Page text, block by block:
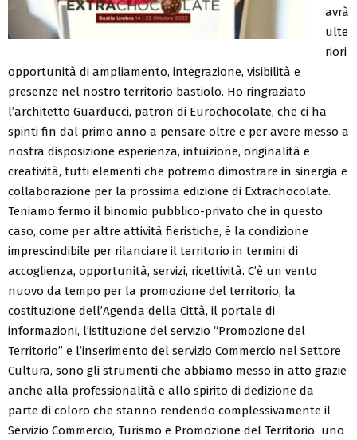
avrà
ulte
riori
opportunità di ampliamento, integrazione, visibilità e
presenze nel nostro territorio bastiolo. Ho ringraziato
l’architetto Guarducci, patron di Eurochocolate, che ci ha
spinti fin dal primo anno a pensare oltre e per avere messo a
nostra disposizione esperienza, intuizione, originalità e
creatività, tutti elementi che potremo dimostrare in sinergia e
collaborazione per la prossima edizione di Extrachocolate.
Teniamo fermo il binomio pubblico-privato che in questo
caso, come per altre attività fieristiche, è la condizione
imprescindibile per rilanciare il territorio in termini di
accoglienza, opportunità, servizi, ricettività. C’è un vento
nuovo da tempo per la promozione del territorio, la
costituzione dell’Agenda della Città, il portale di
informazioni, l’istituzione del servizio “Promozione del
Territorio” e l’inserimento del servizio Commercio nel Settore
Cultura, sono gli strumenti che abbiamo messo in atto grazie
anche alla professionalità e allo spirito di dedizione da
parte di coloro che stanno rendendo complessivamente il
Servizio Commercio, Turismo e Promozione del Territorio uno